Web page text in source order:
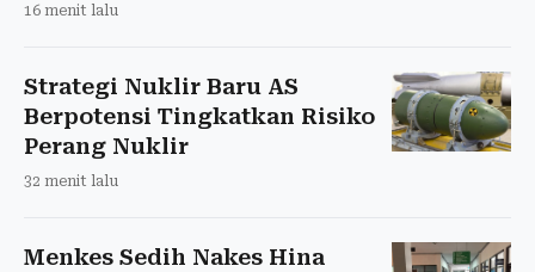
16 menit lalu
Strategi Nuklir Baru AS
Berpotensi Tingkatkan Risiko
Perang Nuklir
32 menit lalu
Menkes Sedih Nakes Hina